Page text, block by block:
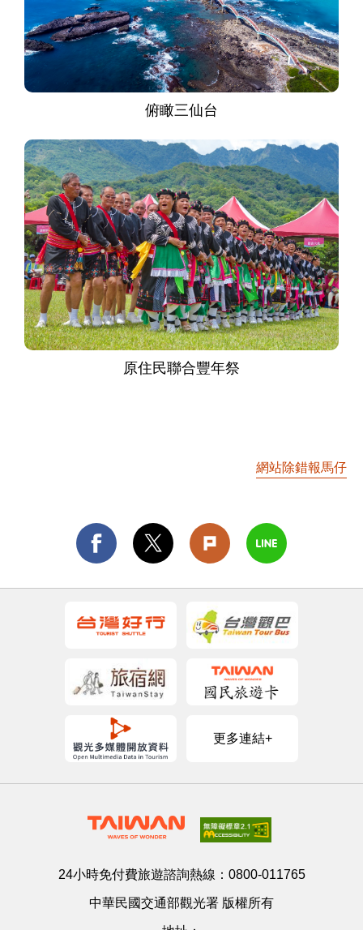
俯瞰三仙台
原住民聯合豐年祭
網站除錯報馬仔
更多連結+
24小時免付費旅遊諮詢熱線： 0800-011765
中華民國交通部觀光署 版權所有